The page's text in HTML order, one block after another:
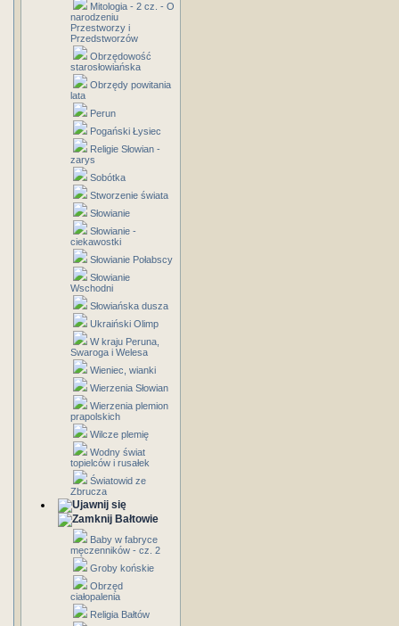
Mitologia - 2 cz. - O
narodzeniu
Przestworzy i
Przedstworzów
Obrzędowość
starosłowiańska
Obrzędy powitania
lata
Perun
Pogański Łysiec
Religie Słowian -
zarys
Sobótka
Stworzenie świata
Słowianie
Słowianie -
ciekawostki
Słowianie Połabscy
Słowianie
Wschodni
Słowiańska dusza
Ukraiński Olimp
W kraju Peruna,
Swaroga i Welesa
Wieniec, wianki
Wierzenia Słowian
Wierzenia plemion
prapolskich
Wilcze plemię
Wodny świat
topielców i rusałek
Światowid ze
Zbrucza
Bałtowie
Baby w fabryce
męczenników - cz. 2
Groby końskie
Obrzęd
ciałopalenia
Religia Bałtów